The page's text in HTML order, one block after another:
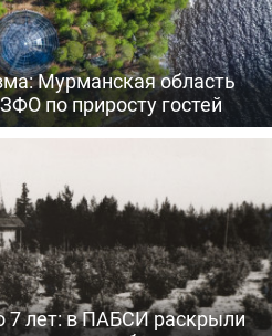
Мурманская область
по приросту гостей
7 лет: в ПАБСИ раскрыли